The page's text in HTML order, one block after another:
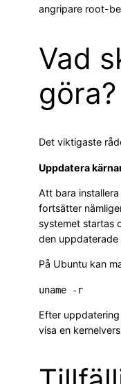
angripare root-
Vad
göra?
Det viktigaste
Uppdatera
Att bara
fortsätter
systemet startas
den
På Ubuntu kan
Efter
visa en